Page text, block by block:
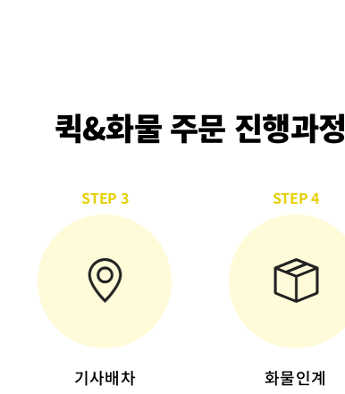
퀵&화물 주문 진행과정
STEP 3
기사배차
STEP 4
화물인계